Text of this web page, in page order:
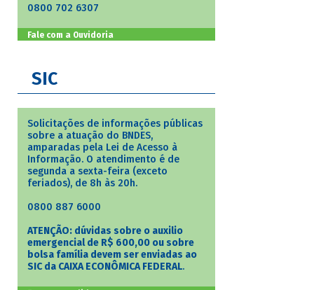
0800 702 6307
Fale com a Ouvidoria
SIC
Solicitações de informações públicas
sobre a atuação do BNDES,
amparadas pela Lei de Acesso à
Informação. O atendimento é de
segunda a sexta-feira (exceto
feriados), de 8h às 20h.
0800 887 6000
ATENÇÃO: dúvidas sobre o auxilio
emergencial de R$ 600,00 ou sobre
bolsa família devem ser enviadas ao
SIC da CAIXA ECONÔMICA FEDERAL.